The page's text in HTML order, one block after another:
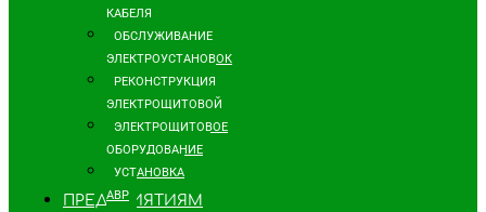
КАБЕЛЯ
ОБСЛУЖИВАНИЕ
ЭЛЕКТРОУСТАНОВОК
РЕКОНСТРУКЦИЯ
ЭЛЕКТРОЩИТОВОЙ
ЭЛЕКТРОЩИТОВОЕ
ОБОРУДОВАНИЕ
УСТАНОВКА
АВР
ПРЕДПРИЯТИЯМ